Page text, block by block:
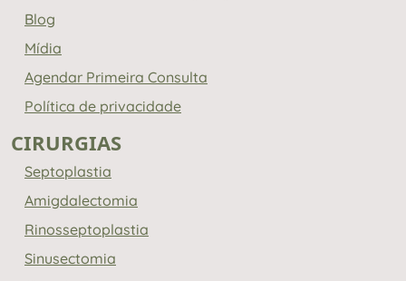
Blog
Mídia
Agendar Primeira Consulta
Política de privacidade
CIRURGIAS
Septoplastia
Amigdalectomia
Rinosseptoplastia
Sinusectomia